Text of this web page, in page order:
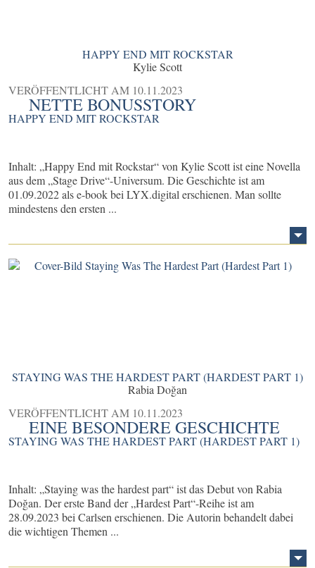
HAPPY END MIT ROCKSTAR
Kylie Scott
VERÖFFENTLICHT AM 10.11.2023
NETTE BONUSSTORY
HAPPY END MIT ROCKSTAR
Inhalt: „Happy End mit Rockstar“ von Kylie Scott ist eine Novella
aus dem „Stage Drive“-Universum. Die Geschichte ist am
01.09.2022 als e-book bei LYX.digital erschienen. Man sollte
mindestens den ersten ...
STAYING WAS THE HARDEST PART (HARDEST PART 1)
Rabia Doğan
VERÖFFENTLICHT AM 10.11.2023
EINE BESONDERE GESCHICHTE
STAYING WAS THE HARDEST PART (HARDEST PART 1)
Inhalt: „Staying was the hardest part“ ist das Debut von Rabia
Doğan. Der erste Band der „Hardest Part“-Reihe ist am
28.09.2023 bei Carlsen erschienen. Die Autorin behandelt dabei
die wichtigen Themen ...